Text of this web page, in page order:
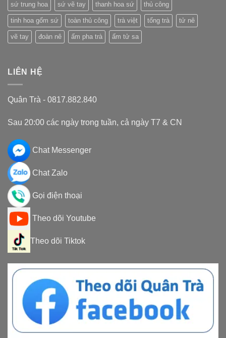
sứ trung hoa sứ vẽ tay thanh hoa sứ thủ công
tinh hoa gốm sứ toàn thủ công trà việt tống trà tử nê
vẽ tay đoàn nê ấm pha trà ấm tử sa
LIÊN HỆ
Quân Trà - 0817.882.840
Sau 20:00 các ngày trong tuần, cả ngày T7 & CN
Chat Messenger
Chat Zalo
Gọi điện thoại
Theo dõi Youtube
Theo dõi Tiktok